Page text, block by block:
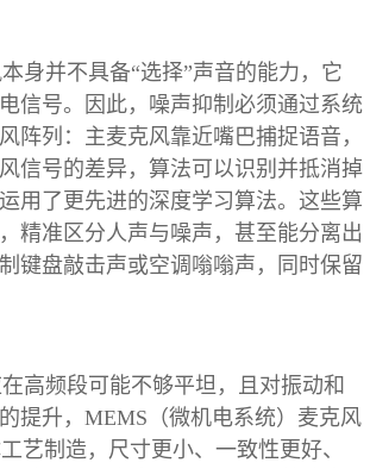
身并不具备“选择”声音的能力，它
信号。因此，噪声抑制必须通过系统
阵列：主麦克风靠近嘴巴捕捉语音，
信号的差异，算法可以识别并抵消掉
用了更先进的深度学习算法。这些算
精准区分人声与噪声，甚至能分离出
键盘敲击声或空调嗡嗡声，同时保留
高频段可能不够平坦，且对振动和
提升，MEMS（微机电系统）麦克风
艺制造，尺寸更小、一致性更好、